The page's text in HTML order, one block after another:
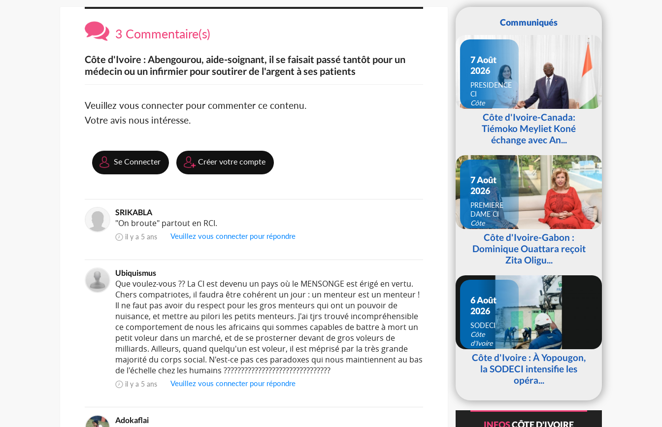
3 Commentaire(s)
Côte d'Ivoire : Abengourou, aide-soignant, il se faisait passé tantôt pour un
médecin ou un infirmier pour soutirer de l'argent à ses patients
Veuillez vous connecter pour commenter ce contenu.
Votre avis nous intéresse.
Se Connecter Créer votre compte
SRIKABLA
"On broute" partout en RCI.
il y a 5 ans Veuillez vous connecter pour répondre
Ubiquismus
Que voulez-vous ?? La CI est devenu un pays où le MENSONGE est érigé en vertu.
Chers compatriotes, il faudra être cohérent un jour : un menteur est un menteur !
Il ne faut pas avoir du respect pour les gros menteurs qui ont un pouvoir de
nuisance, et mettre au pilori les petits menteurs. J'ai tjrs trouvé incompréhensible
ce comportement de nous les africains qui sommes capables de battre à mort un
petit voleur dans un marché, et de se prosterner devant de gros voleurs de
milliards. Ailleurs, quand quelqu'un est voleur, il est méprisé par la très grande
majorité du corps social. N'est-ce pas ces paradoxes qui nous maintiennent au bas
de l'échelle chez les humains ???????????????????????????????
il y a 5 ans Veuillez vous connecter pour répondre
Adokaflai
Communiqués
7 Août
2026
PRESIDENCE
CI
Côte
d'IvoireCôte d'Ivoire-Canada:
Tiémoko Meyliet Koné
échange avec An...
7 Août
2026
PREMIERE
DAME CI
Côte
d'IvoireCôte d'Ivoire-Gabon :
Dominique Ouattara reçoit
Zita Oligu...
6 Août
2026
SODECI
Côte
d'Ivoire
Côte d'Ivoire : À Yopougon,
la SODECI intensifie les
opéra...
INFOSCÔTE D'IVOIRE